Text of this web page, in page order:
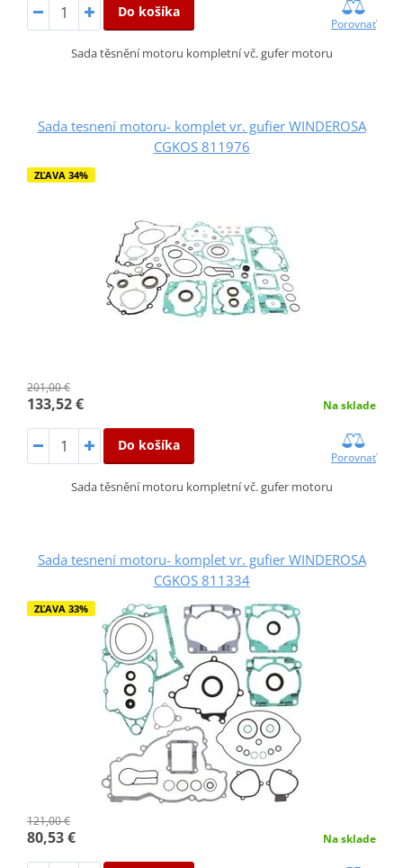
Do košíka
Porovnať
Sada těsnění motoru kompletní vč. gufer motoru
Sada tesnení motoru- komplet vr. gufier WINDEROSA
CGKOS 811976
ZĽAVA 34%
201,00 €
133,52 € Na sklade
Do košíka
Porovnať
Sada těsnění motoru kompletní vč. gufer motoru
Sada tesnení motoru- komplet vr. gufier WINDEROSA
CGKOS 811334
ZĽAVA 33%
121,00 €
80,53 € Na sklade